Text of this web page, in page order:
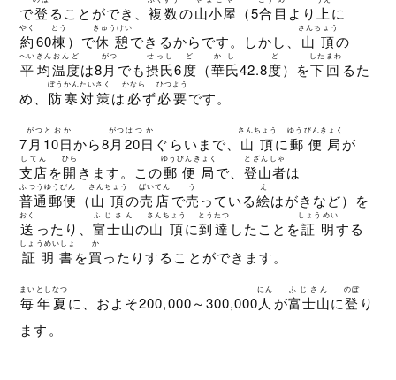
で登 ることができ、複数の山小屋 （5合 目 より 上 に
約
やく
60棟
とう
）で休憩
きゅうけい
できるからです。しかし、 山頂
さんちょう
の
平均
へいきん
温度
おんど
は8月
がつ
でも摂氏
せっし
6度
ど
（華氏
かし
42.8度
ど
）を下回
したまわ
るた
め、 防寒
ぼうかん
対策
たいさく
は 必
かなら
ず必要
ひつよう
です。
7 月
がつ
10日
とおか
から8月
がつ
20日
はつか
ぐらいまで、 山頂
さんちょう
に郵便局
ゆうびんきょく
が
支店
してん
を開
ひら
きます。この郵便局
ゆうびんきょく
で、 登山者
とざんしゃ
は
普通郵便
ふつうゆうびん
（山頂
さんちょう
の売店
ばいてん
で売
う
っている絵
え
はがきなど）を
送
おく
ったり、 富士山
ふじさん
の山頂
さんちょう
に到達
とうたつ
したことを証明
しょうめい
する
証明書
しょうめいしょ
を買
か
ったりすることができます。
毎年
まいとし
夏
なつ
に、およそ200,000～300,000人
にん
が富士山
ふじさん
に登
のぼ
り
ます。